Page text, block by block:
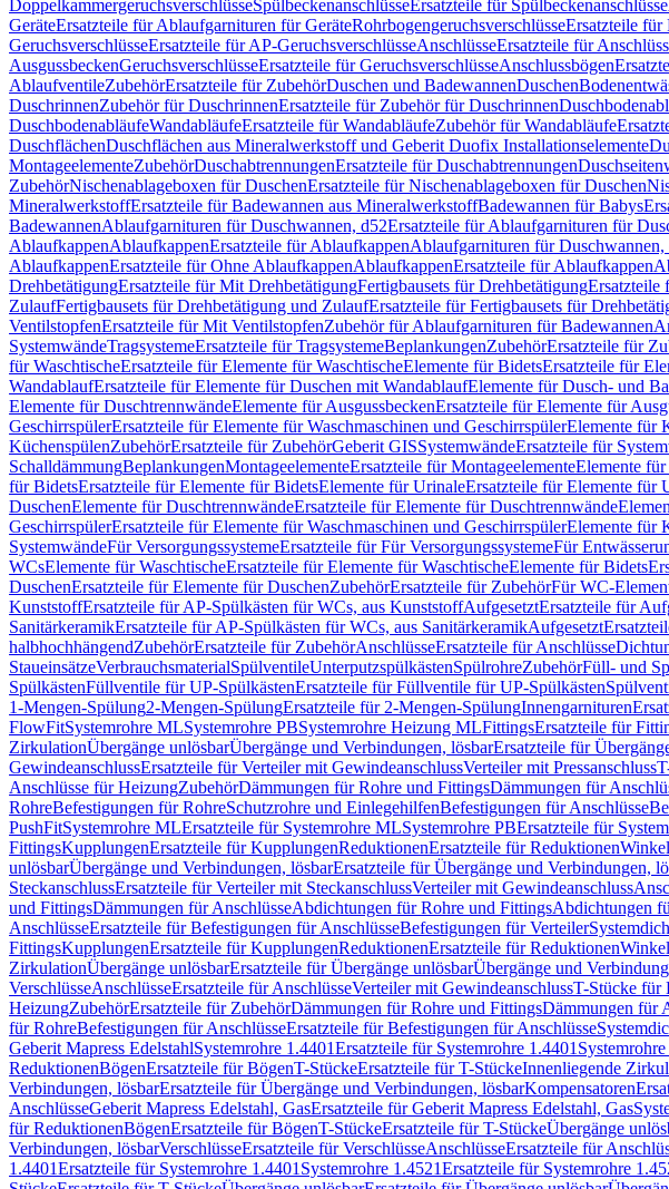
DoppelkammergeruchsverschlüsseSpülbeckenanschlüsseErsatzteile für Spülbeckenanschlüsse
GeräteErsatzteile für Ablaufgarnituren für GeräteRohrbogengeruchsverschlüsseErsatzteile für
GeruchsverschlüsseErsatzteile für AP-GeruchsverschlüsseAnschlüsseErsatzteile für
AusgussbeckenGeruchsverschlüsseErsatzteile für GeruchsverschlüsseAnschlussbögen
AblaufventileZubehörErsatzteile für ZubehörDuschen und BadewannenDuschen
DuschrinnenZubehör für DuschrinnenErsatzteile für Zubehör für Duschrinnen
DuschbodenabläufeWandabläufeErsatzteile für WandabläufeZubehör für Wandabläufe
DuschflächenDuschflächen aus Mineralwerkstoff und Geberit Duofix Installationselemente
MontageelementeZubehörDuschabtrennungenErsatzteile für Duschabtrennungen
ZubehörNischenablageboxen für DuschenErsatzteile für Nischenablageboxen für Duschen
MineralwerkstoffErsatzteile für Badewannen aus MineralwerkstoffBadewannen für Babys
BadewannenAblaufgarnituren für Duschwannen, d52Ersatzteile für Ablaufgarnituren für
AblaufkappenAblaufkappenErsatzteile für AblaufkappenAblaufgarnituren für Duschwannen,
AblaufkappenErsatzteile für Ohne AblaufkappenAblaufkappenErsatzteile für Ablaufkappen
DrehbetätigungErsatzteile für Mit DrehbetätigungFertigbausets für DrehbetätigungErsatzteile
ZulaufFertigbausets für Drehbetätigung und ZulaufErsatzteile für Fertigbausets für
VentilstopfenErsatzteile für Mit VentilstopfenZubehör für Ablaufgarnituren für Badewannen
SystemwändeTragsystemeErsatzteile für TragsystemeBeplankungenZubehörErsatzteile für
für WaschtischeErsatzteile für Elemente für WaschtischeElemente für BidetsErsatzteile für
WandablaufErsatzteile für Elemente für Duschen mit WandablaufElemente für Dusch- und
Elemente für DuschtrennwändeElemente für AusgussbeckenErsatzteile für Elemente für
GeschirrspülerErsatzteile für Elemente für Waschmaschinen und GeschirrspülerElemente für
KüchenspülenZubehörErsatzteile für ZubehörGeberit GISSystemwändeErsatzteile für
SchalldämmungBeplankungenMontageelementeErsatzteile für MontageelementeElemente
für BidetsErsatzteile für Elemente für BidetsElemente für UrinaleErsatzteile für Elemente für
DuschenElemente für DuschtrennwändeErsatzteile für Elemente für Duschtrennwände
GeschirrspülerErsatzteile für Elemente für Waschmaschinen und GeschirrspülerElemente für
SystemwändeFür VersorgungssystemeErsatzteile für Für VersorgungssystemeFür
WCsElemente für WaschtischeErsatzteile für Elemente für WaschtischeElemente für Bidets
DuschenErsatzteile für Elemente für DuschenZubehörErsatzteile für ZubehörFür WC-
KunststoffErsatzteile für AP-Spülkästen für WCs, aus KunststoffAufgesetztErsatzteile für
SanitärkeramikErsatzteile für AP-Spülkästen für WCs, aus SanitärkeramikAufgesetzt
halbhochhängendZubehörErsatzteile für ZubehörAnschlüsseErsatzteile für Anschlüsse
StaueinsätzeVerbrauchsmaterialSpülventileUnterputzspülkästenSpülrohreZubehörFüll- und
SpülkästenFüllventile für UP-SpülkästenErsatzteile für Füllventile für UP-Spülkästen
1-Mengen-Spülung2-Mengen-SpülungErsatzteile für 2-Mengen-SpülungInnengarnituren
FlowFitSystemrohre MLSystemrohre PBSystemrohre Heizung MLFittingsErsatzteile für
ZirkulationÜbergänge unlösbarÜbergänge und Verbindungen, lösbarErsatzteile für
GewindeanschlussErsatzteile für Verteiler mit GewindeanschlussVerteiler mit Pressanschluss
Anschlüsse für HeizungZubehörDämmungen für Rohre und FittingsDämmungen für
RohreBefestigungen für RohreSchutzrohre und EinlegehilfenBefestigungen für Anschlüsse
PushFitSystemrohre MLErsatzteile für Systemrohre MLSystemrohre PBErsatzteile für
FittingsKupplungenErsatzteile für KupplungenReduktionenErsatzteile für ReduktionenWinkel
unlösbarÜbergänge und Verbindungen, lösbarErsatzteile für Übergänge und Verbindungen,
SteckanschlussErsatzteile für Verteiler mit SteckanschlussVerteiler mit Gewindeanschluss
und FittingsDämmungen für AnschlüsseAbdichtungen für Rohre und FittingsAbdichtungen
AnschlüsseErsatzteile für Befestigungen für AnschlüsseBefestigungen für Verteiler
FittingsKupplungenErsatzteile für KupplungenReduktionenErsatzteile für ReduktionenWinkel
ZirkulationÜbergänge unlösbarErsatzteile für Übergänge unlösbarÜbergänge und
VerschlüsseAnschlüsseErsatzteile für AnschlüsseVerteiler mit GewindeanschlussT-Stücke für
HeizungZubehörErsatzteile für ZubehörDämmungen für Rohre und FittingsDämmungen für
für RohreBefestigungen für AnschlüsseErsatzteile für Befestigungen für Anschlüsse
Geberit Mapress EdelstahlSystemrohre 1.4401Ersatzteile für Systemrohre 1.4401 Systemrohre
ReduktionenBögenErsatzteile für BögenT-StückeErsatzteile für T-StückeInnenliegende
Verbindungen, lösbarErsatzteile für Übergänge und Verbindungen, lösbarKompensatoren
AnschlüsseGeberit Mapress Edelstahl, GasErsatzteile für Geberit Mapress Edelstahl, Gas
für ReduktionenBögenErsatzteile für BögenT-StückeErsatzteile für T-StückeÜbergänge
Verbindungen, lösbarVerschlüsseErsatzteile für VerschlüsseAnschlüsseErsatzteile für
1.4401Ersatzteile für Systemrohre 1.4401 Systemrohre 1.4521Ersatzteile für Systemrohre